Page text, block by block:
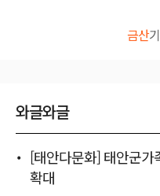
금산
와글와글
[태안다문화] 태안군가
확대